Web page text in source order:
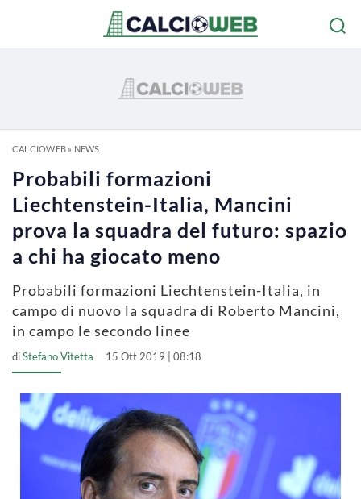
CALCIOWEB» NEWS
Probabili formazioni
Liechtenstein-Italia, Mancini
prova la squadra del futuro: spazio
a chi ha giocato meno
Probabili formazioni Liechtenstein-Italia, in
campo di nuovo la squadra di Roberto Mancini,
in campo le secondo linee
diStefano Vitetta 15 Ott 2019 | 08:18